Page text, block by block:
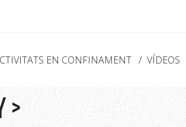
EN CONFINAMENT VÍDEOS
>